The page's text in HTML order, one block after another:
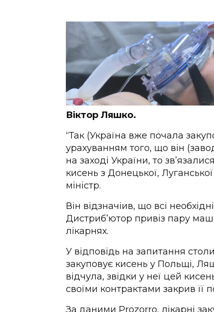
Віктор Ляшко.
“Так (Україна вже почала
урахуванням того, що він
на заході України, то
кисень з Донецької,
міністр.
Він відзначіив, що всі
Дистриб’ютор привіз пару
лікарнях.
У відповідь на запитання
закуповує кисень у Польщі,
відчула, звідки у неї цей
своїми контрактами закрив її
За даними Prozorro, лікарні